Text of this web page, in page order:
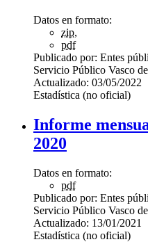
Datos en formato:
zip,
pdf
Publicado por: Entes
Servicio Público Vasco
Actualizado: 03/05/2022
Estadística (no oficial)
Informe
2020
Datos en formato:
pdf
Publicado por: Entes
Servicio Público Vasco
Actualizado: 13/01/2021
Estadística (no oficial)